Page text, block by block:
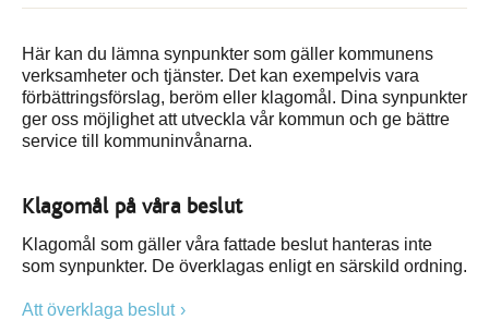
Här kan du lämna synpunkter som gäller kommunens
verksamheter och tjänster. Det kan exempelvis vara
förbättringsförslag, beröm eller klagomål. Dina synpunkter
ger oss möjlighet att utveckla vår kommun och ge bättre
service till kommuninvånarna.
Klagomål på våra beslut
Klagomål som gäller våra fattade beslut hanteras inte
som synpunkter. De överklagas enligt en särskild ordning.
Att överklaga beslut